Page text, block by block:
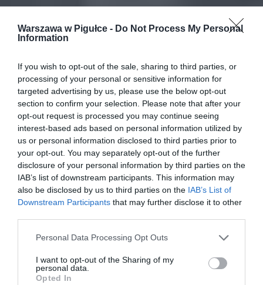
Warszawa w Pigułce - Do Not Process My Personal
Information
If you wish to opt-out of the sale, sharing to third parties, or
processing of your personal or sensitive information for
targeted advertising by us, please use the below opt-out
section to confirm your selection. Please note that after your
opt-out request is processed you may continue seeing
interest-based ads based on personal information utilized by
us or personal information disclosed to third parties prior to
your opt-out. You may separately opt-out of the further
disclosure of your personal information by third parties on the
IAB’s list of downstream participants. This information may
also be disclosed by us to third parties on the IAB’s List of
Downstream Participants that may further disclose it to other
Personal Data Processing Opt Outs
I want to opt-out of the Sharing of my
personal data.
Opted In